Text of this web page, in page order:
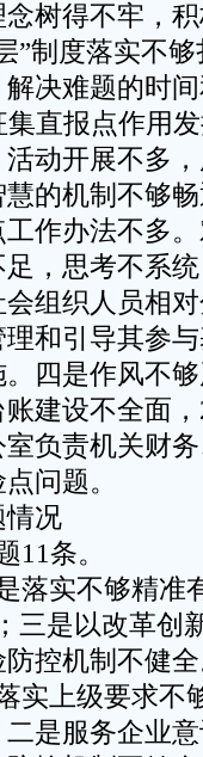
树得不牢，
”制度落实不
决难题的时
直报点作用
动开展不多
的机制不够
作办法不多
，思考不系
组织人员相
和引导其参
四是作风不
建设不全面
负责机关财
问题。
情况
11条。
落实不够精准
三是以改革创
控机制不健
实上级要求不
是服务企业